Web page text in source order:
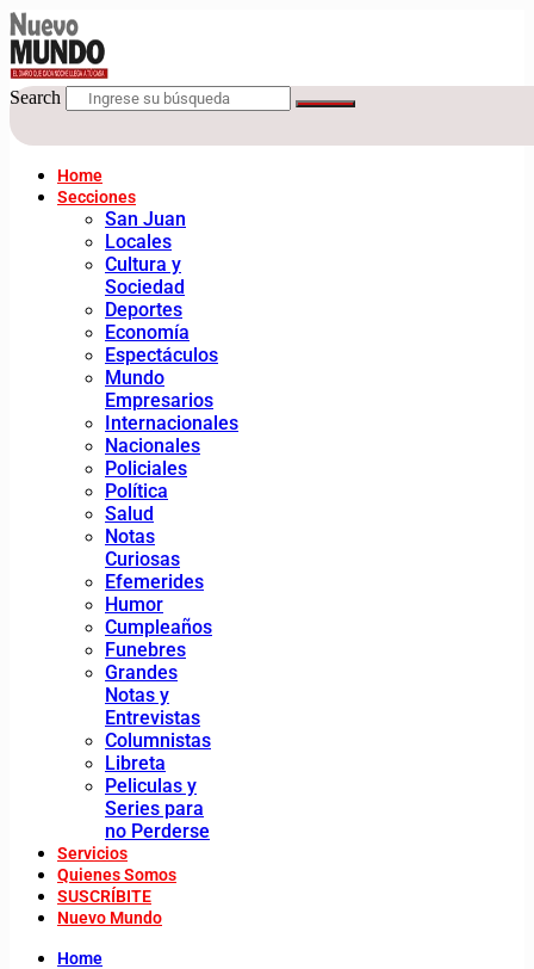
Search
Home
Secciones
San Juan
Locales
Cultura y
Sociedad
Deportes
Economía
Espectáculos
Mundo
Empresarios
Internacionales
Nacionales
Policiales
Política
Salud
Notas
Curiosas
Efemerides
Humor
Cumpleaños
Funebres
Grandes
Notas y
Entrevistas
Columnistas
Libreta
Peliculas y
Series para
no Perderse
Servicios
Quienes Somos
SUSCRÍBITE
Nuevo Mundo
Home